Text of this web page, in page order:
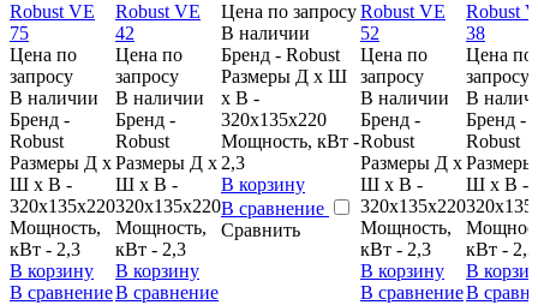
Цена по
запросу
В наличии
Бренд -
Robust
Размеры Д х
Ш х В -
320х135х220
Мощность,
кВт - 2,3
В корзину
В сравнение
Цена по
запросу
В наличии
Бренд -
Robust
Размеры Д х
Ш х В -
320х135х220
Мощность,
кВт - 2,3
В корзину
В сравнение
Цена по запросу
В наличии
Бренд - Robust
Размеры Д х Ш
х В -
320х135х220
Мощность, кВт -
2,3
В корзину
В сравнение
Сравнить
Цена по
запросу
В наличии
Бренд -
Robust
Размеры Д х
Ш х В -
320х135х220
Мощность,
кВт - 2,3
В корзину
В сравнение
Цена по
запросу
В
Бренд -
Robust
Ш х В -
кВт - 2,3
В
В